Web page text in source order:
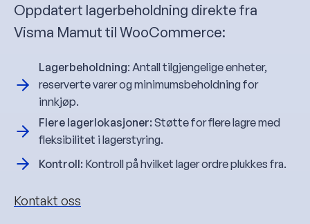
Oppdatert lagerbeholdning direkte fra
Visma Mamut til WooCommerce:
Lagerbeholdning: Antall tilgjengelige enheter,
reserverte varer og minimumsbeholdning for
innkjøp.
Flere lagerlokasjoner: Støtte for flere lagre med
fleksibilitet i lagerstyring.
Kontroll: Kontroll på hvilket lager ordre plukkes fra.
Kontakt oss